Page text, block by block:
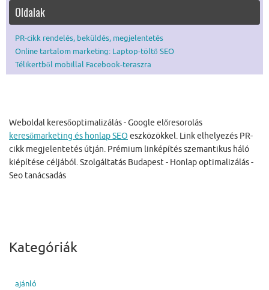
Oldalak
PR-cikk rendelés, beküldés, megjelentetés
Online tartalom marketing: Laptop-töltő SEO
Télikertből mobillal Facebook-teraszra
Weboldal keresőoptimalizálás - Google előresorolás
keresőmarketing és honlap SEO eszközökkel. Link elhelyezés PR-
cikk megjelentetés útján. Prémium linképítés szemantikus háló
kiépítése céljából. Szolgáltatás Budapest - Honlap optimalizálás -
Seo tanácsadás
Kategóriák
ajánló